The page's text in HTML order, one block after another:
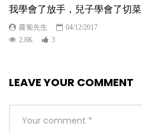
我學會了放手，兒子學會了切菜
蘿蔔先生
04/12/2017
2.8K
3
LEAVE YOUR COMMENT